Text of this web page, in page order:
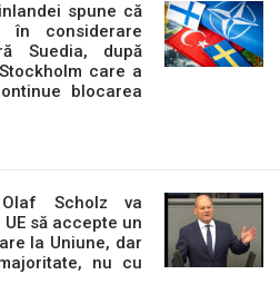
spune că
considerare
Suedia, după
care a
blocarea
Olaf Scholz va
să accepte un
la Uniune, dar
nu cu